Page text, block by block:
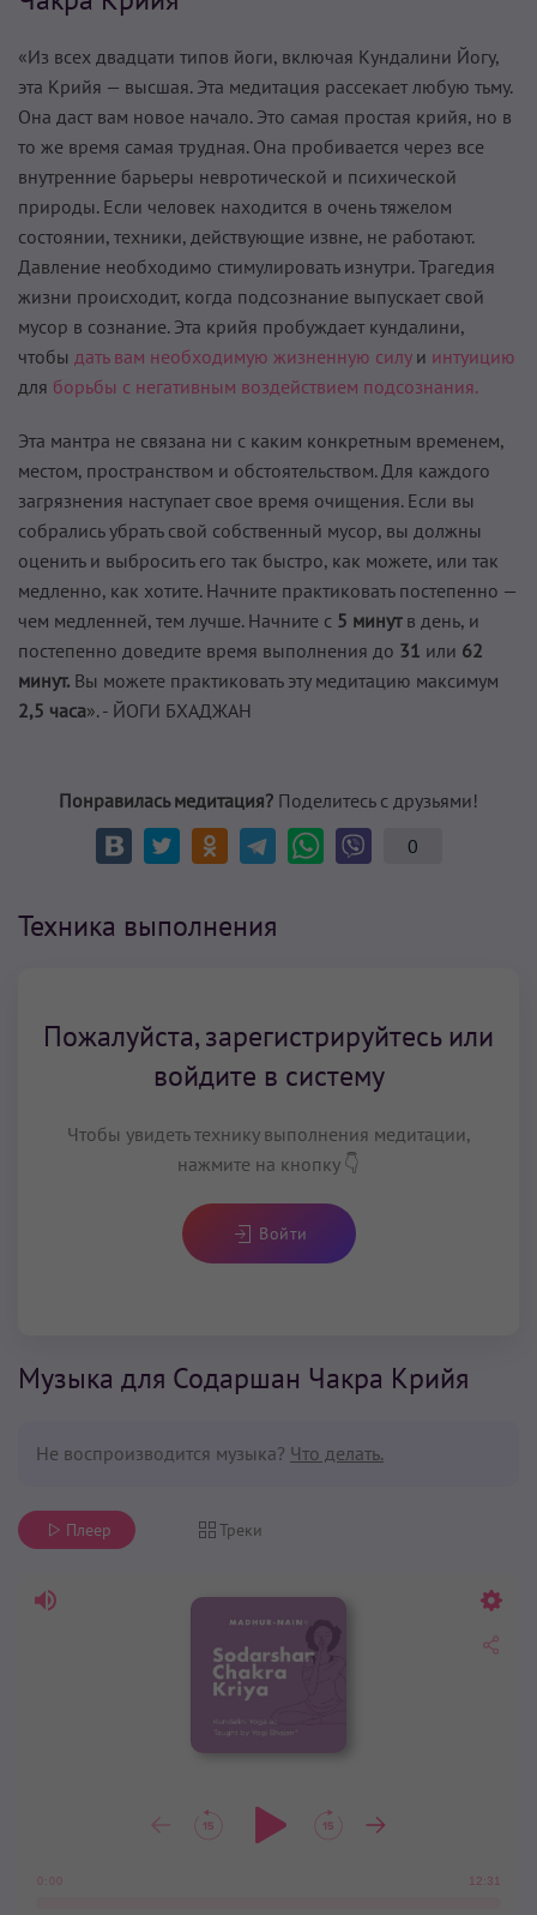
«Из всех двадцати типов йоги, включая Кундалини Йогу,
эта Крийя — высшая. Эта медитация рассекает любую тьму.
Она даст вам новое начало. Это самая простая крийя, но в
то же время самая трудная. Она пробивается через все
внутренние барьеры невротической и психической
природы. Если человек находится в очень тяжелом
состоянии, техники, действующие извне, не работают.
Давление необходимо стимулировать изнутри. Трагедия
жизни происходит, когда подсознание выпускает свой
мусор в сознание. Эта крийя пробуждает кундалини,
чтобы дать вам необходимую жизненную силуи интуицию
для борьбы с негативным воздействием подсознания.
Эта мантра не связана ни с каким конкретным временем,
местом, пространством и обстоятельством. Для каждого
загрязнения наступает свое время очищения. Если вы
собрались убрать свой собственный мусор, вы должны
оценить и выбросить его так быстро, как можете, или так
медленно, как хотите. Начните практиковать постепенно —
чем медленней, тем лучше. Начните с 5 минутв день, и
постепенно доведите время выполнения до 31 или 62
минут. Вы можете практиковать эту медитацию максимум
2,5 часа». - ЙОГИ БХАДЖАН
Понравилась медитация? Поделитесь с друзьями!
0
Техника выполнения
Пожалуйста, зарегистрируйтесь или
войдите в систему
Чтобы увидеть технику выполнения медитации,
нажмите на кнопку 👇
Войти
Музыка для Содаршан Чакра Крийя
Не воспроизводится музыка? Что делать.
Плеер Треки
0:00 12:31